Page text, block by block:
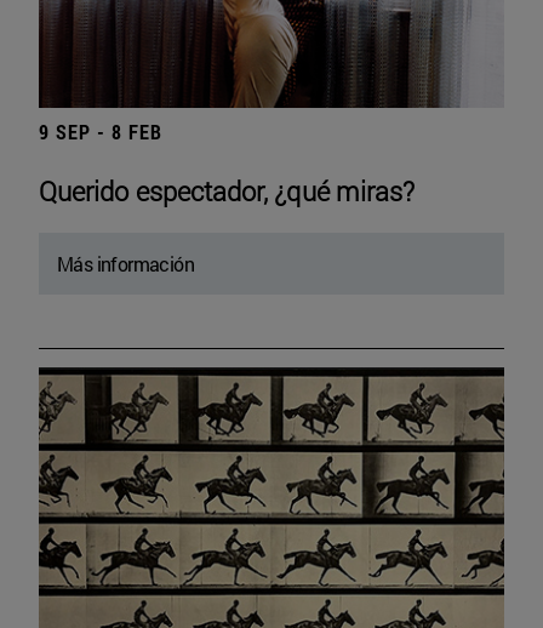
9 SEP - 8 FEB
Querido espectador, ¿qué miras?
Más información